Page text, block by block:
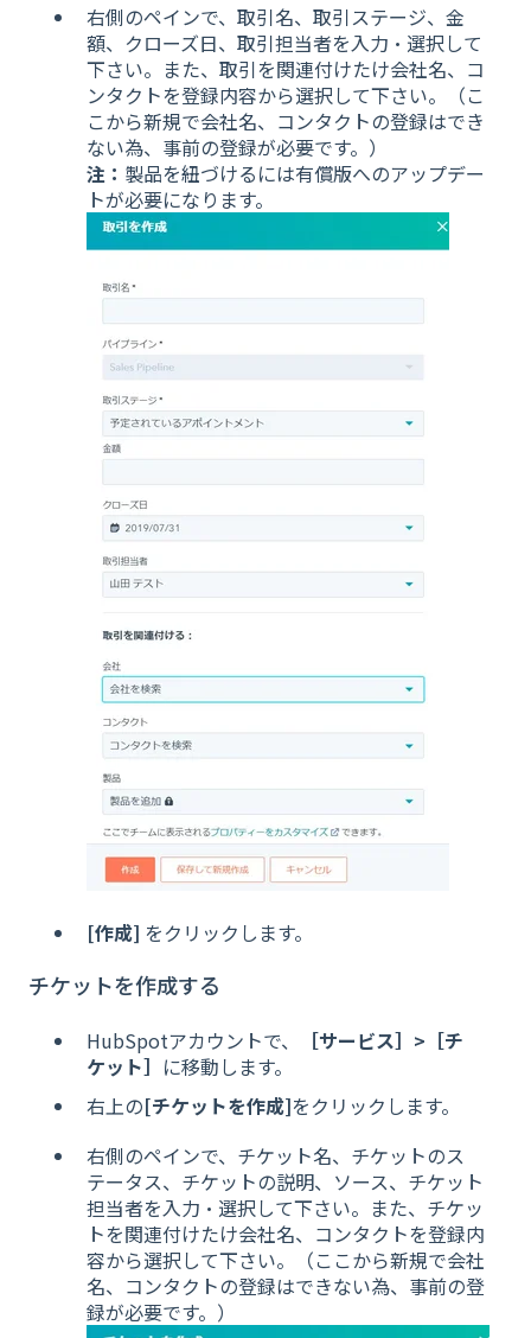
右側のペインで、取引名、取引ステージ、金
額、クローズ日、取引担当者を入力・選択して
下さい。また、取引を関連付けたけ会社名、コ
ンタクトを登録内容から選択して下さい。（こ
こから新規で会社名、コンタクトの登録はでき
ない為、事前の登録が必要です。）
注： 製品を紐づけるには有償版へのアップデー
トが必要になります。
[作成] をクリックします。
チケットを作成する
HubSpotアカウントで、
［サービス］>［チ
ケット］ に移動します。
右上の[チケットを作成]をクリックします。
右側のペインで、チケット名、チケットのス
テータス、チケットの説明、ソース、チケット
担当者を入力・選択して下さい。また、チケッ
トを関連付けたけ会社名、コンタクトを登録内
容から選択して下さい。（ここから新規で会社
名、コンタクトの登録はできない為、事前の登
録が必要です。）